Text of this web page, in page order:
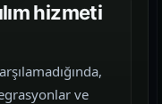
hizmeti
ve